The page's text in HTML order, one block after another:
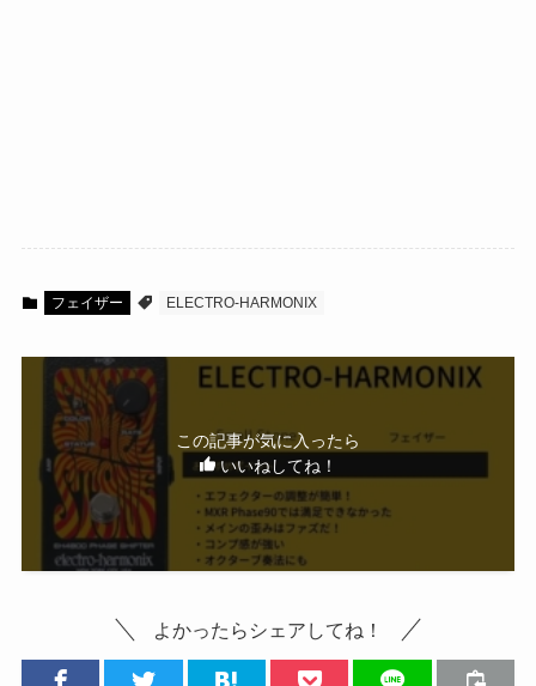
フェイザー ELECTRO-HARMONIX
この記事が気に入ったら
いいねしてね！
よかったらシェアしてね！